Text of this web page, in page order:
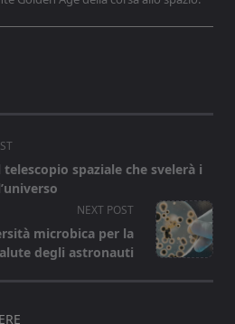
telescopio spaziale che svelerà i
NEXT POST
microbica per la
degli astronauti